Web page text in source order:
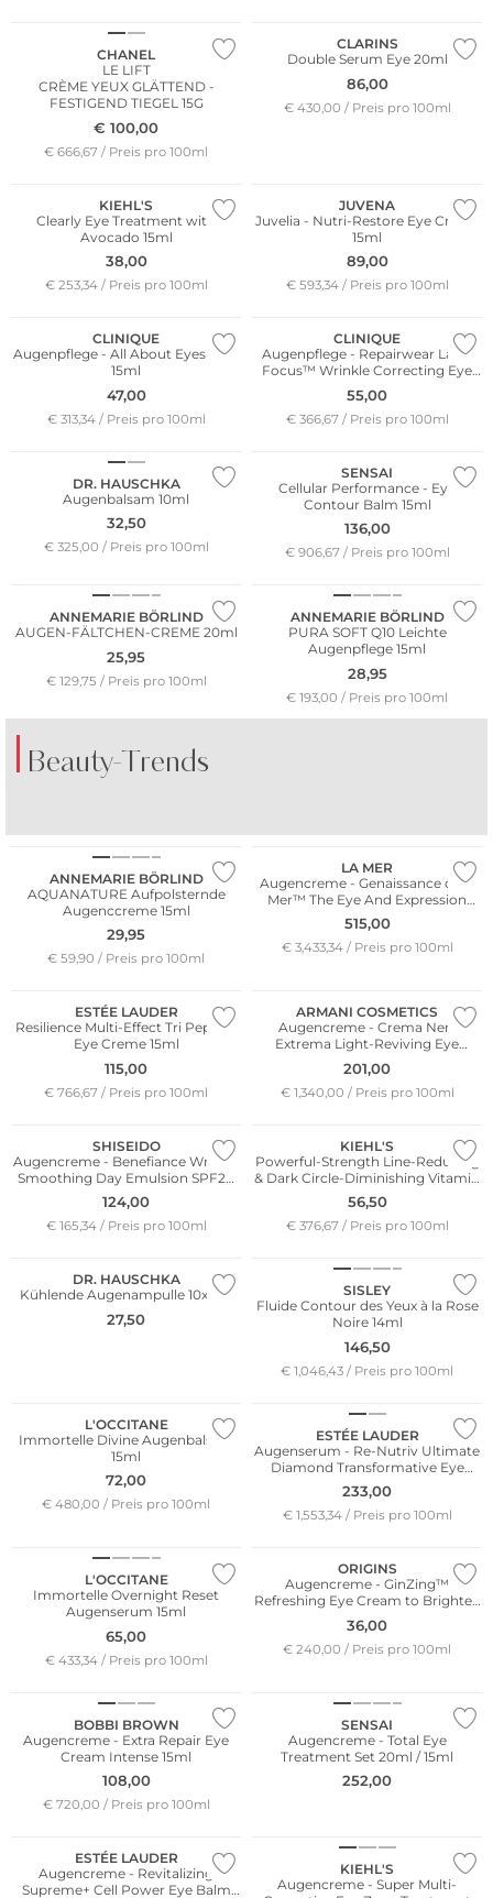
CHANEL
LE LIFT
CRÈME YEUX GLÄTTEND -
FESTIGEND TIEGEL 15G
€ 100,00
€ 666,67 / Preis pro 100ml
CLARINS
Double Serum Eye 20ml
86,00
€ 430,00 / Preis pro 100ml
KIEHL'S
Clearly Eye Treatment with
Avocado 15ml
38,00
€ 253,34 / Preis pro 100ml
JUVENA
Juvelia - Nutri-Restore Eye Cream
15ml
89,00
€ 593,34 / Preis pro 100ml
CLINIQUE
Augenpflege - All About Eyes Rich
15ml
47,00
€ 313,34 / Preis pro 100ml
CLINIQUE
Augenpflege - Repairwear Laser
Focus™ Wrinkle Correcting Eye
Cream 15ml
55,00
€ 366,67 / Preis pro 100ml
DR. HAUSCHKA
Augenbalsam 10ml
32,50
€ 325,00 / Preis pro 100ml
SENSAI
Cellular Performance - Eye
Contour Balm 15ml
136,00
€ 906,67 / Preis pro 100ml
ANNEMARIE BÖRLIND
AUGEN-FÄLTCHEN-CREME 20ml
25,95
€ 129,75 / Preis pro 100ml
ANNEMARIE BÖRLIND
PURA SOFT Q10 Leichte
Augenpflege 15ml
28,95
€ 193,00 / Preis pro 100ml
Beauty-Trends
AMALFI
KOPENHAGEN
ANNEMARIE BÖRLIND
AQUANATURE Aufpolsternde
Augenccreme 15ml
29,95
€ 59,90 / Preis pro 100ml
LA MER
Augencreme - Genaissance de la
Mer™ The Eye And Expression
Cream 15ml
515,00
€ 3,433,34 / Preis pro 100ml
ESTÉE LAUDER
Resilience Multi-Effect Tri Peptide
Eye Creme 15ml
115,00
€ 766,67 / Preis pro 100ml
ARMANI COSMETICS
Augencreme - Crema Nera
Extrema Light-Reviving Eye
Cream 15ml
201,00
€ 1,340,00 / Preis pro 100ml
SHISEIDO
Augencreme - Benefiance Wrinkle
Smoothing Day Emulsion SPF20
75ml
124,00
€ 165,34 / Preis pro 100ml
KIEHL'S
Powerful-Strength Line-Reducing
& Dark Circle-Diminishing Vitamin
C Eye Serum 15ml
56,50
€ 376,67 / Preis pro 100ml
DR. HAUSCHKA
Kühlende Augenampulle 10x5ml
27,50
SISLEY
Fluide Contour des Yeux à la Rose
Noire 14ml
146,50
€ 1,046,43 / Preis pro 100ml
L'OCCITANE
Immortelle Divine Augenbalsam
15ml
72,00
€ 480,00 / Preis pro 100ml
ESTÉE LAUDER
Augenserum - Re-Nutriv Ultimate
Diamond Transformative Eye
Serum 15ml
233,00
€ 1,553,34 / Preis pro 100ml
L'OCCITANE
Immortelle Overnight Reset
Augenserum 15ml
65,00
€ 433,34 / Preis pro 100ml
ORIGINS
Augencreme - GinZing™
Refreshing Eye Cream to Brighten
and Depuff – Existing Shade 15ml
36,00
€ 240,00 / Preis pro 100ml
BOBBI BROWN
Augencreme - Extra Repair Eye
Cream Intense 15ml
108,00
€ 720,00 / Preis pro 100ml
SENSAI
Augencreme - Total Eye
Treatment Set 20ml / 15ml
252,00
ESTÉE LAUDER
Augencreme - Revitalizing
Supreme+ Cell Power Eye Balm
KIEHL'S
Augencreme - Super Multi-